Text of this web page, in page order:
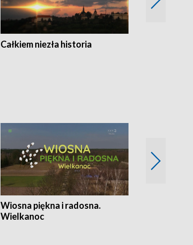
Całkiem niezła historia
Wiosna piękna i radosna.
Wielkanoc